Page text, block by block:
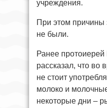
учреждения.
При этом причины
не были.
Ранее
рассказал, что во
не стоит
молоко и
некоторые дни –